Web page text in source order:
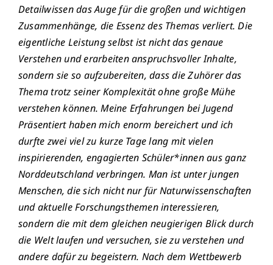
Detailwissen das Auge für die großen und wichtigen
Zusammenhänge, die Essenz des Themas verliert. Die
eigentliche Leistung selbst ist nicht das genaue
Verstehen und erarbeiten anspruchsvoller Inhalte,
sondern sie so aufzubereiten, dass die Zuhörer das
Thema trotz seiner Komplexität ohne große Mühe
verstehen können. Meine Erfahrungen bei Jugend
Präsentiert haben mich enorm bereichert und ich
durfte zwei viel zu kurze Tage lang mit vielen
inspirierenden, engagierten Schüler*innen aus ganz
Norddeutschland verbringen. Man ist unter jungen
Menschen, die sich nicht nur für Naturwissenschaften
und aktuelle Forschungsthemen interessieren,
sondern die mit dem gleichen neugierigen Blick durch
die Welt laufen und versuchen, sie zu verstehen und
andere dafür zu begeistern. Nach dem Wettbewerb